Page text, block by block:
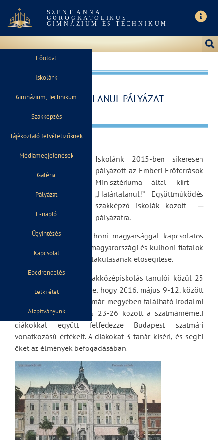
SZENT ANNA
GÖRÖGKATOLIKUS
GIMNÁZIUM ÉS TECHNIKUM
Főoldal
Iskolánk
Gimnázium, Technikum
Szakképzés
Tájékoztató felvételizőknek
Médiamegjelenések
Galéria
Pályázat
E-napló
Ügyintézés
Kapcsolat
Ebédrendelés
Lelki élet
Alapítványunk
HATÁRTALANUL PÁLYÁZAT
Iskolánk 2015-ben sikeresen
pályázott az Emberi Erőforrások
Minisztériuma által kiírt ─
„Határtalanul!” Együttműködés
szakképző iskolák között ─
pályázatra.
A pályázat célja a külhoni magyarsággal kapcsolatos
ismeretek bővülése, a magyarországi és külhoni fiatalok
közötti kapcsolatok kialakulásának elősegítése.
Ez alapján iskolánk szakközépiskolás tanulói közül 25
diáknak lesz lehetősége, hogy 2016. május 9-12. között
megismerje Erdély Szatmár-megyében található irodalmi
emlékhelyeit, és május 23-26 között a szatmárnémeti
diákokkal együtt felfedezze Budapest szatmári
vonatkozású értékeit. A diákokat 3 tanár kíséri, és segíti
őket az élmények befogadásában.